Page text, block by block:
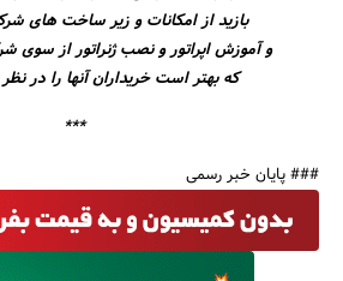
بازید از امکانات و زیر ساخت های
و آموزش اپراتور و نصب ژنراتور از سوی
که بهتر است خریداران آنها را در
***
### پایان خبر رسمی